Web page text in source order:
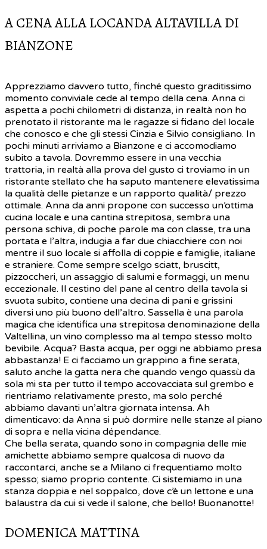
A CENA ALLA LOCANDA ALTAVILLA DI
BIANZONE
Apprezziamo davvero tutto, finché questo graditissimo
momento conviviale cede al tempo della cena. Anna ci
aspetta a pochi chilometri di distanza, in realtà non ho
prenotato il ristorante ma le ragazze si fidano del locale
che conosco e che gli stessi Cinzia e Silvio consigliano. In
pochi minuti arriviamo a Bianzone e ci accomodiamo
subito a tavola. Dovremmo essere in una vecchia
trattoria, in realtà alla prova del gusto ci troviamo in un
ristorante stellato che ha saputo mantenere elevatissima
la qualità delle pietanze e un rapporto qualità/ prezzo
ottimale. Anna da anni propone con successo un’ottima
cucina locale e una cantina strepitosa, sembra una
persona schiva, di poche parole ma con classe, tra una
portata e l’altra, indugia a far due chiacchiere con noi
mentre il suo locale si affolla di coppie e famiglie, italiane
e straniere. Come sempre scelgo sciatt, bruscitt,
pizzoccheri, un assaggio di salumi e formaggi, un menu
eccezionale. Il cestino del pane al centro della tavola si
svuota subito, contiene una decina di pani e grissini
diversi uno più buono dell’altro. Sassella è una parola
magica che identifica una strepitosa denominazione della
Valtellina, un vino complesso ma al tempo stesso molto
bevibile. Acqua? Basta acqua, per oggi ne abbiamo presa
abbastanza! E ci facciamo un grappino a fine serata,
saluto anche la gatta nera che quando vengo quassù da
sola mi sta per tutto il tempo accovacciata sul grembo e
rientriamo relativamente presto, ma solo perché
abbiamo davanti un’altra giornata intensa. Ah
dimenticavo: da Anna si può dormire nelle stanze al piano
di sopra e nella vicina dépendance.
Che bella serata, quando sono in compagnia delle mie
amichette abbiamo sempre qualcosa di nuovo da
raccontarci, anche se a Milano ci frequentiamo molto
spesso; siamo proprio contente. Ci sistemiamo in una
stanza doppia e nel soppalco, dove c’è un lettone e una
balaustra da cui si vede il salone, che bello! Buonanotte!
DOMENICA MATTINA